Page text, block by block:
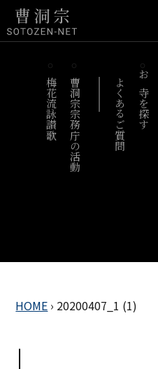
梅花流詠讃歌 曹洞宗宗務庁の活動 よくあるご質問 お寺を探す
HOME › 20200407_1 (1)